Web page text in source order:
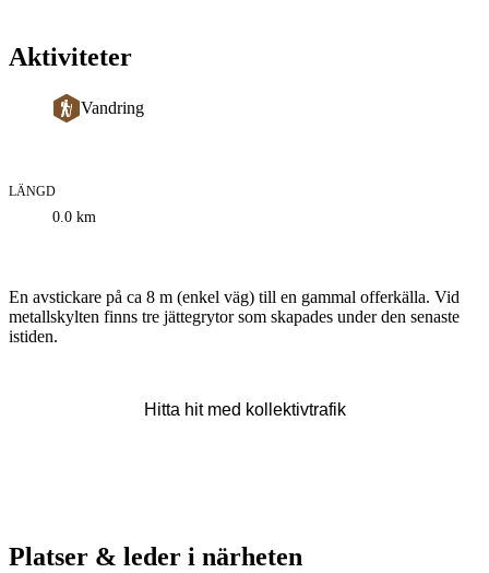
Aktiviteter
Vandring
Information
LÄNGD
0.0 km
Beskrivning
En avstickare på ca 8 m (enkel väg) till en gammal offerkälla. Vid
metallskylten finns tre jättegrytor som skapades under den senaste
istiden.
Hitta hit med kollektivtrafik
Platser & leder i närheten